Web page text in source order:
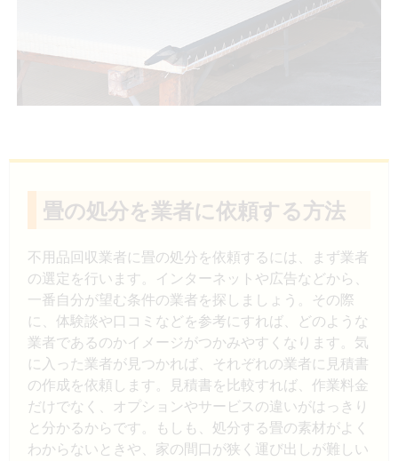
畳の処分を業者に依頼する方法
不用品回収業者に畳の処分を依頼するには、まず業者
の選定を行います。インターネットや広告などから、
一番自分が望む条件の業者を探しましょう。その際
に、体験談や口コミなどを参考にすれば、どのような
業者であるのかイメージがつかみやすくなります。気
に入った業者が見つかれば、それぞれの業者に見積書
の作成を依頼します。見積書を比較すれば、作業料金
だけでなく、オプションやサービスの違いがはっきり
と分かるからです。もしも、処分する畳の素材がよく
わからないときや、家の間口が狭く運び出しが難しい